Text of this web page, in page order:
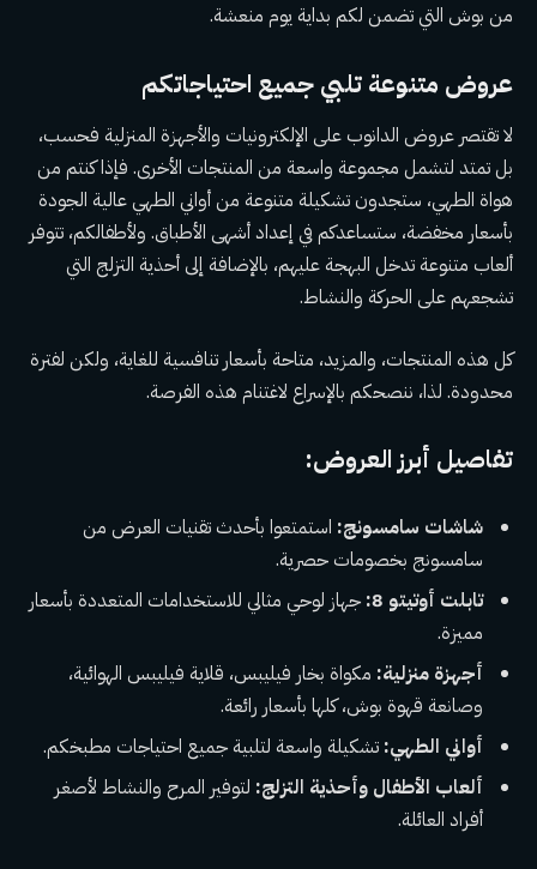
من بوش التي تضمن لكم بداية يوم منعشة.
عروض متنوعة تلبي جميع احتياجاتكم
لا تقتصر عروض الدانوب على الإلكترونيات والأجهزة المنزلية فحسب،
بل تمتد لتشمل مجموعة واسعة من المنتجات الأخرى. فإذا كنتم من
هواة الطهي، ستجدون تشكيلة متنوعة من أواني الطهي عالية الجودة
بأسعار مخفضة، ستساعدكم في إعداد أشهى الأطباق. ولأطفالكم، تتوفر
ألعاب متنوعة تدخل البهجة عليهم، بالإضافة إلى أحذية التزلج التي
تشجعهم على الحركة والنشاط.
كل هذه المنتجات، والمزيد، متاحة بأسعار تنافسية للغاية، ولكن لفترة
محدودة. لذا، ننصحكم بالإسراع لاغتنام هذه الفرصة.
تفاصيل أبرز العروض:
شاشات سامسونج: استمتعوا بأحدث تقنيات العرض من
سامسونج بخصومات حصرية.
تابلت أوتيتو 8:
جهاز لوحي مثالي للاستخدامات المتعددة بأسعار
مميزة.
أجهزة منزلية: مكواة بخار فيليبس، قلاية فيليبس الهوائية،
وصانعة قهوة بوش، كلها بأسعار رائعة.
أواني الطهي: تشكيلة واسعة لتلبية جميع احتياجات مطبخكم.
ألعاب الأطفال وأحذية التزلج: لتوفير المرح والنشاط لأصغر
أفراد العائلة.